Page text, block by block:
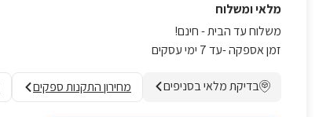
מלאי ומשלוח
משלוח עד הבית - חינם!
זמן אספקה -עד 7 ימי עסקים
בדיקת מלאי בסניפים מחירון התקנות ספקים